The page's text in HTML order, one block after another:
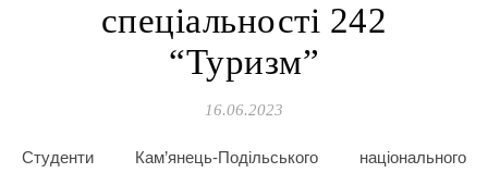
спеціальності 242
“Туризм”
16.06.2023
Студенти Кам’янець-Подільського національного